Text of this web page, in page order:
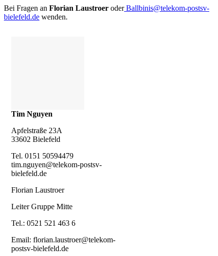
Bei Fragen an Florian Laustroer oderBallbinis@telekom-postsv-
bielefeld.de wenden.
Tim Nguyen
Apfelstraße 23A
33602 Bielefeld
Tel. 0151 50594479
tim.nguyen@telekom-postsv-
bielefeld.de
Florian Laustroer
Leiter Gruppe Mitte
Tel.: 0521 521 463 6
Email: florian.laustroer@telekom-
postsv-bielefeld.de